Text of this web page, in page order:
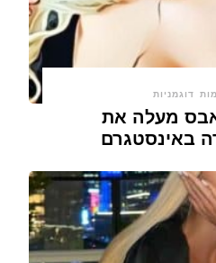
דוגמניות
מעלה את
באינסטגרם